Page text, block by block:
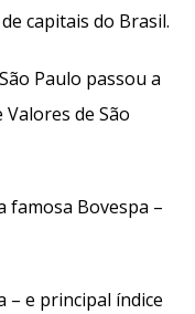
capitais do Brasil.
Paulo passou a
Valores de São
famosa Bovespa –
– e principal índice